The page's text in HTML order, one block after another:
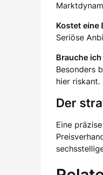
Kostet eine
Seriöse
Brauche
Besonders
hier riskant.
Der
Eine präzise